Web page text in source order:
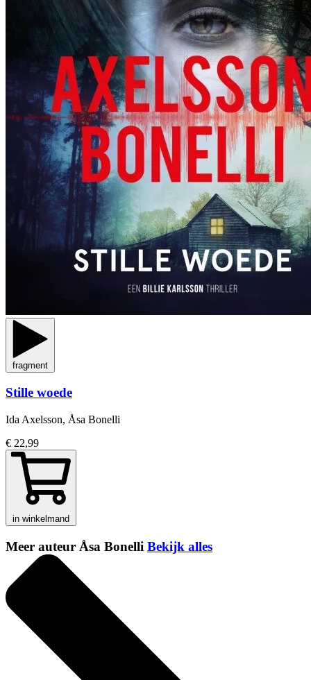
fragment
Stille woede
Ida Axelsson, Åsa Bonelli
€ 22,99
in winkelmand
Meer auteur Åsa Bonelli Bekijk alles